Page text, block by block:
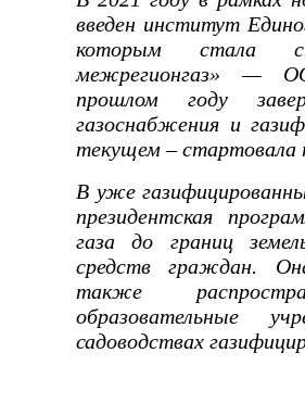
введен институт
которым стала
межрегионгаз» —
прошлом году
газоснабжения и
текущем – стартовала
В уже
президентская
газа до границ
средств граждан.
также
образовательные
садоводствах